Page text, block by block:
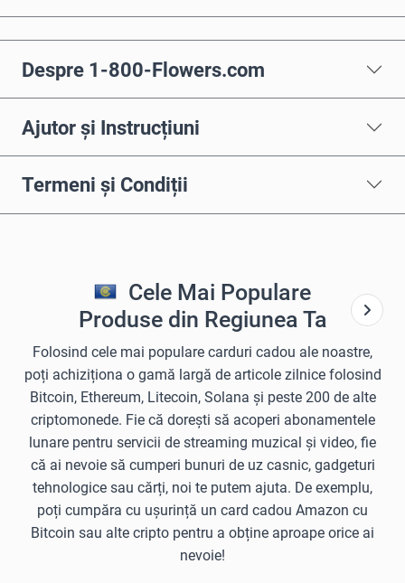
Despre 1-800-Flowers.com
Ajutor și Instrucțiuni
Termeni și Condiții
Cele Mai Populare
Produse din Regiunea Ta
Folosind cele mai populare carduri cadou ale noastre,
poți achiziționa o gamă largă de articole zilnice folosind
Bitcoin, Ethereum, Litecoin, Solana și peste 200 de alte
criptomonede. Fie că dorești să acoperi abonamentele
lunare pentru servicii de streaming muzical și video, fie
că ai nevoie să cumperi bunuri de uz casnic, gadgeturi
tehnologice sau cărți, noi te putem ajuta. De exemplu,
poți cumpăra cu ușurință un card cadou Amazon cu
Bitcoin sau alte cripto pentru a obține aproape orice ai
nevoie!